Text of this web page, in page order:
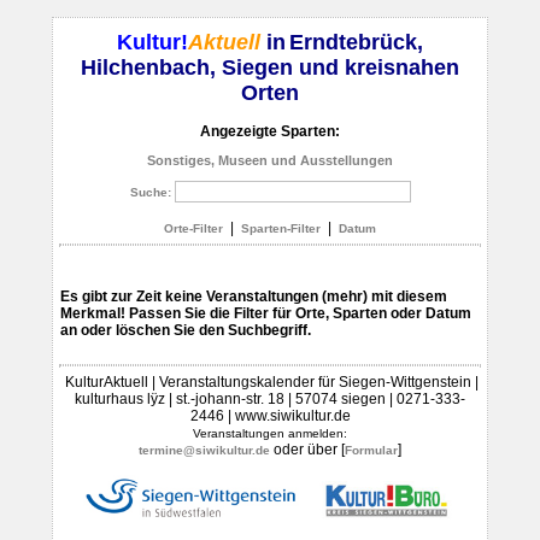
Kultur!Aktuellin Erndtebrück,
Hilchenbach, Siegen und kreisnahen
Orten
Angezeigte Sparten:
Sonstiges, Museen und Ausstellungen
Suche:
Orte-Filter Sparten-Filter Datum
Es gibt zur Zeit keine Veranstaltungen (mehr) mit diesem
Merkmal! Passen Sie die Filter für Orte, Sparten oder Datum
an oder löschen Sie den Suchbegriff.
KulturAktuell | Veranstaltungskalender für Siegen-Wittgenstein |
kulturhaus lÿz | st.-johann-str. 18 | 57074 siegen | 0271-333-
2446 | www.siwikultur.de
Veranstaltungen anmelden:
termine@siwikultur.de oder über [Formular]